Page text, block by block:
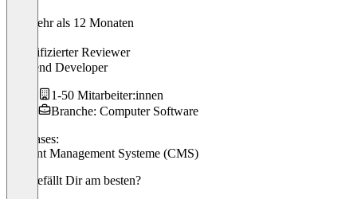
Vor mehr als 12 Monaten
Verifizierter Reviewer
Frontend Developer
1-50 Mitarbeiter:innen
Branche: Computer Software
Use cases:
Content Management Systeme (CMS)
Was gefällt Dir am besten?